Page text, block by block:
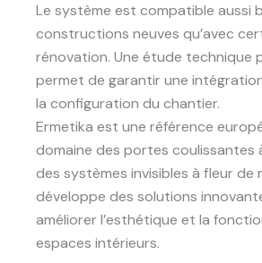
Le système est compatible aussi
constructions neuves qu’avec
rénovation. Une étude technique
permet de garantir une
la configuration du chantier.
Ermetika est une référence
domaine des portes coulissantes
des systèmes invisibles à fleur de
développe des solutions
améliorer l’esthétique et la
espaces intérieurs.